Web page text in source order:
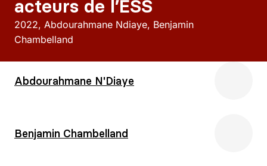
acteurs de l’ESS
2022 Abdourahmane Ndiaye, Benjamin
Chambelland
Abdourahmane N'Diaye
Benjamin Chambelland